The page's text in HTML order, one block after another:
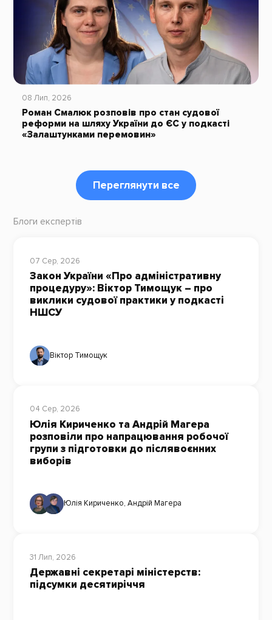
08 Лип, 2026
Роман Смалюк розповів про стан судової
реформи на шляху України до ЄС у подкасті
«Залаштунками перемовин»
Переглянути все
Блоги експертів
07 Сер, 2026
Закон України «Про адміністративну
процедуру»: Віктор Тимощук – про
виклики судової практики у подкасті
НШСУ
Віктор Тимощук
04 Сер, 2026
Юлія Кириченко та Андрій Магера
розповіли про напрацювання робочої
групи з підготовки до післявоєнних
виборів
Юлія Кириченко, Андрій Магера
31 Лип, 2026
Державні секретарі міністерств:
підсумки десятиріччя